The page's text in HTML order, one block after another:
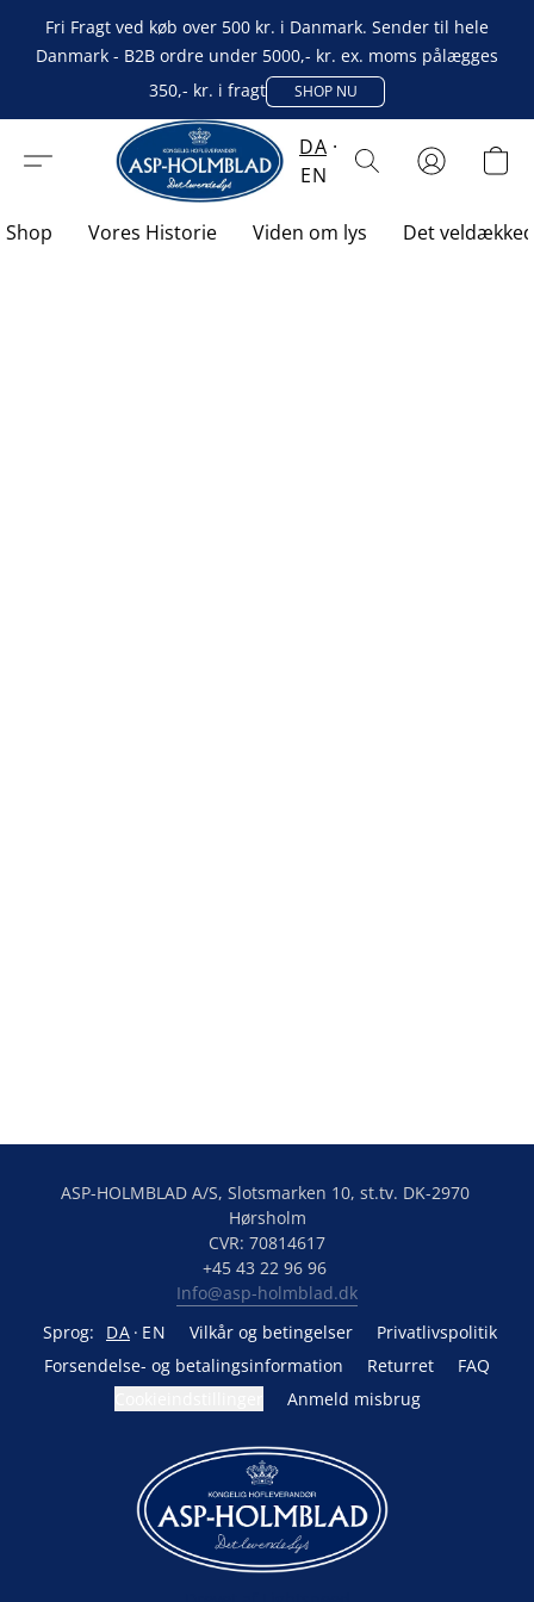
Fri Fragt ved køb over 500 kr. i Danmark. Sender til hele
Danmark - B2B ordre under 5000,- kr. ex. moms pålægges
350,- kr. i fragt
SHOP NU
DA
EN
Shop Vores Historie Viden om lys Det
ASP-HOLMBLAD A/S, Slotsmarken 10, st.tv. DK-2970
Hørsholm
CVR: 70814617
Info@asp-holmblad.dk
Sprog:
DA EN Vilkår og betingelser
Privatlivspolitik
Forsendelse- og betalingsinformation
Returret
FAQ
Anmeld misbrug